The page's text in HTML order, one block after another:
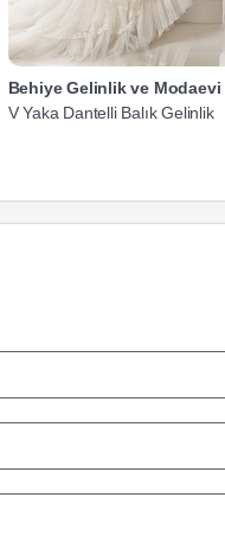
Behiye Gelinlik ve Modaevi
V Yaka Dantelli Balık Gelinlik